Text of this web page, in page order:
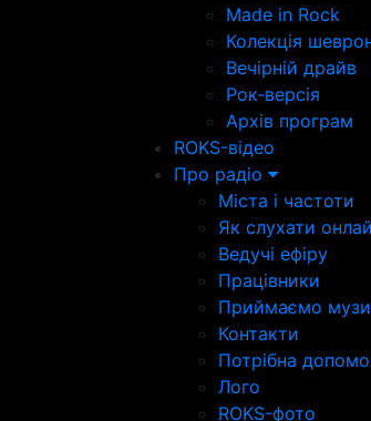
Made in Rock
Колекція
Вечірній драйв
Рок-версія
Архів програм
ROKS-відео
Про радіо
Міста і частоти
Як слухати
Ведучі ефіру
Працівники
Приймаємо
Контакти
Потрібна
Лого
ROKS-фото